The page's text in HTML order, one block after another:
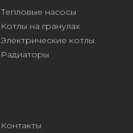
Тепловые насосы
Котлы на гранулах
Электрические котлы
Радиаторы
Контакты